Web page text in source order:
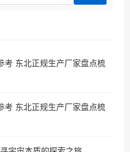
考 东北正规生产厂家盘点梳
考 东北正规生产厂家盘点梳